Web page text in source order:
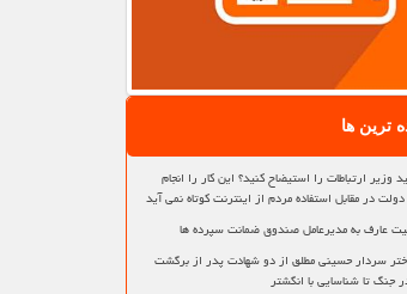
ترین ها
وزیر ارتباطات را استیضاح کنید؟ این کار را انجام
در مقابل استفاده مردم از اینترنت کوتاه نمی آید
عارف به مدیرعامل صندوق ضمانت سپرده ها
سردار حسینی مطلق از دو شهادت پدر از برگشت
جنگ تا شناسایی با انگشتر